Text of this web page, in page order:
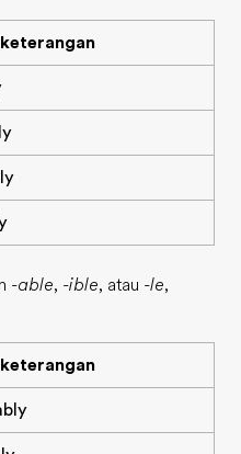
-able, -ible, atau -le,